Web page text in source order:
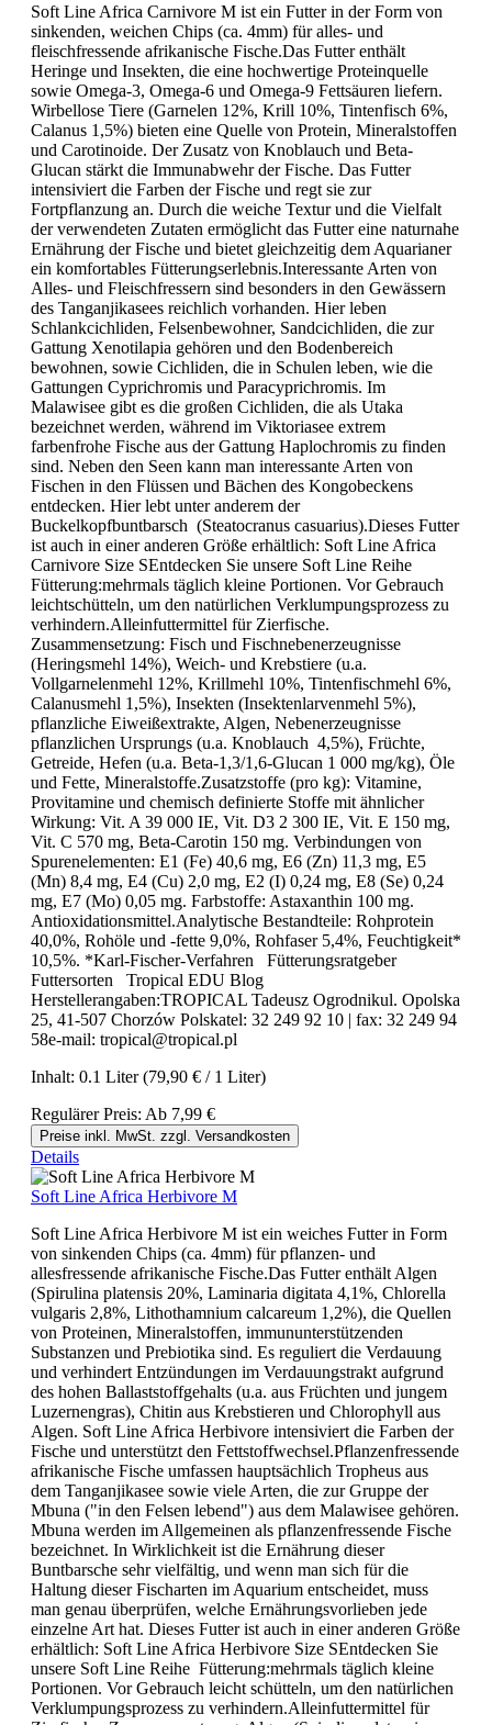
Soft Line Africa Carnivore M ist ein Futter in der Form von
sinkenden, weichen Chips (ca. 4mm) für alles- und
fleischfressende afrikanische Fische.Das Futter enthält
Heringe und Insekten, die eine hochwertige Proteinquelle
sowie Omega-3, Omega-6 und Omega-9 Fettsäuren liefern.
Wirbellose Tiere (Garnelen 12%, Krill 10%, Tintenfisch 6%,
Calanus 1,5%) bieten eine Quelle von Protein, Mineralstoffen
und Carotinoide. Der Zusatz von Knoblauch und Beta-
Glucan stärkt die Immunabwehr der Fische. Das Futter
intensiviert die Farben der Fische und regt sie zur
Fortpflanzung an. Durch die weiche Textur und die Vielfalt
der verwendeten Zutaten ermöglicht das Futter eine naturnahe
Ernährung der Fische und bietet gleichzeitig dem Aquarianer
ein komfortables Fütterungserlebnis.Interessante Arten von
Alles- und Fleischfressern sind besonders in den Gewässern
des Tanganjikasees reichlich vorhanden. Hier leben
Schlankcichliden, Felsenbewohner, Sandcichliden, die zur
Gattung Xenotilapia gehören und den Bodenbereich
bewohnen, sowie Cichliden, die in Schulen leben, wie die
Gattungen Cyprichromis und Paracyprichromis. Im
Malawisee gibt es die großen Cichliden, die als Utaka
bezeichnet werden, während im Viktoriasee extrem
farbenfrohe Fische aus der Gattung Haplochromis zu finden
sind. Neben den Seen kann man interessante Arten von
Fischen in den Flüssen und Bächen des Kongobeckens
entdecken. Hier lebt unter anderem der
Buckelkopfbuntbarsch (Steatocranus casuarius).Dieses Futter
ist auch in einer anderen Größe erhältlich: Soft Line Africa
Carnivore Size SEntdecken Sie unsere Soft Line Reihe
Fütterung:mehrmals täglich kleine Portionen. Vor Gebrauch
leichtschütteln, um den natürlichen Verklumpungsprozess zu
verhindern.Alleinfuttermittel für Zierfische.
Zusammensetzung: Fisch und Fischnebenerzeugnisse
(Heringsmehl 14%), Weich- und Krebstiere (u.a.
Vollgarnelenmehl 12%, Krillmehl 10%, Tintenfischmehl 6%,
Calanusmehl 1,5%), Insekten (Insektenlarvenmehl 5%),
pflanzliche Eiweißextrakte, Algen, Nebenerzeugnisse
pflanzlichen Ursprungs (u.a. Knoblauch 4,5%), Früchte,
Getreide, Hefen (u.a. Beta-1,3/1,6-Glucan 1 000 mg/kg), Öle
und Fette, Mineralstoffe.Zusatzstoffe (pro kg): Vitamine,
Provitamine und chemisch definierte Stoffe mit ähnlicher
Wirkung: Vit. A 39 000 IE, Vit. D3 2 300 IE, Vit. E 150 mg,
Vit. C 570 mg, Beta-Carotin 150 mg. Verbindungen von
Spurenelementen: E1 (Fe) 40,6 mg, E6 (Zn) 11,3 mg, E5
(Mn) 8,4 mg, E4 (Cu) 2,0 mg, E2 (I) 0,24 mg, E8 (Se) 0,24
mg, E7 (Mo) 0,05 mg. Farbstoffe: Astaxanthin 100 mg.
Antioxidationsmittel.Analytische Bestandteile: Rohprotein
40,0%, Rohöle und -fette 9,0%, Rohfaser 5,4%, Feuchtigkeit*
10,5%. *Karl-Fischer-Verfahren Fütterungsratgeber
Futtersorten Tropical EDU Blog
Herstellerangaben:TROPICAL Tadeusz Ogrodnikul. Opolska
25, 41-507 Chorzów Polskatel: 32 249 92 10 | fax: 32 249 94
58e-mail: tropical@tropical.pl
Inhalt: 0.1 Liter(79,90 € / 1 Liter)
Regulärer Preis: Ab 7,99 €
Preise inkl. MwSt. zzgl. Versandkosten
Details
Soft Line Africa Herbivore M
Soft Line Africa Herbivore M ist ein weiches Futter in Form
von sinkenden Chips (ca. 4mm) für pflanzen- und
allesfressende afrikanische Fische.Das Futter enthält Algen
(Spirulina platensis 20%, Laminaria digitata 4,1%, Chlorella
vulgaris 2,8%, Lithothamnium calcareum 1,2%), die Quellen
von Proteinen, Mineralstoffen, immununterstützenden
Substanzen und Prebiotika sind. Es reguliert die Verdauung
und verhindert Entzündungen im Verdauungstrakt aufgrund
des hohen Ballaststoffgehalts (u.a. aus Früchten und jungem
Luzernengras), Chitin aus Krebstieren und Chlorophyll aus
Algen. Soft Line Africa Herbivore intensiviert die Farben der
Fische und unterstützt den Fettstoffwechsel.Pflanzenfressende
afrikanische Fische umfassen hauptsächlich Tropheus aus
dem Tanganjikasee sowie viele Arten, die zur Gruppe der
Mbuna ("in den Felsen lebend") aus dem Malawisee gehören.
Mbuna werden im Allgemeinen als pflanzenfressende Fische
bezeichnet. In Wirklichkeit ist die Ernährung dieser
Buntbarsche sehr vielfältig, und wenn man sich für die
Haltung dieser Fischarten im Aquarium entscheidet, muss
man genau überprüfen, welche Ernährungsvorlieben jede
einzelne Art hat. Dieses Futter ist auch in einer anderen Größe
erhältlich: Soft Line Africa Herbivore Size SEntdecken Sie
unsere Soft Line Reihe Fütterung:mehrmals täglich kleine
Portionen. Vor Gebrauch leicht schütteln, um den natürlichen
Verklumpungsprozess zu verhindern.Alleinfuttermittel für